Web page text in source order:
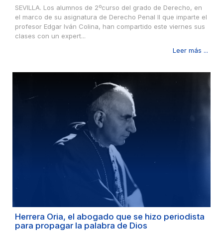
SEVILLA. Los alumnos de 2ºcurso del grado de Derecho, en
el marco de su asignatura de Derecho Penal II que imparte el
profesor Edgar Iván Colina, han compartido este viernes sus
clases con un expert...
Leer más ...
Herrera Oria, el abogado que se hizo periodista
para propagar la palabra de Dios